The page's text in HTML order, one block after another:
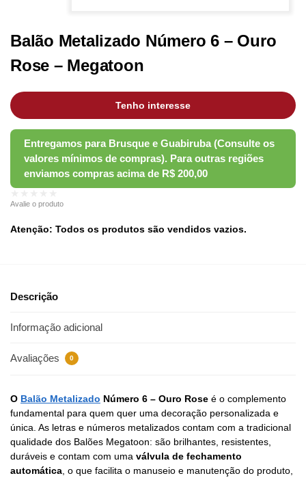
Balão Metalizado Número 6 – Ouro
Rose – Megatoon
Tenho interesse
Avalie o produto
Atenção: Todos os produtos são vendidos vazios.
Descrição
Informação adicional
Avaliações 0
O Balão Metalizado Número 6 – Ouro Rose é o complemento
fundamental para quem quer uma decoração personalizada e
única. As letras e números metalizados contam com a tradicional
qualidade dos Balões Megatoon: são brilhantes, resistentes,
duráveis e contam com uma válvula de fechamento
automática , o que facilita o manuseio e manutenção do produto,